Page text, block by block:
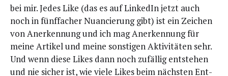
bei mir. Jedes Like (das es auf Lin­ke­dIn jetzt auch
noch in fünf­fa­cher Nuan­cie­rung gibt) ist ein Zei­chen
von Aner­ken­nung und ich mag Aner­ken­nung für
mei­ne Arti­kel und mei­ne sons­ti­gen Akti­vi­tä­ten sehr.
Und wenn die­se Likes dann noch zufäl­lig ent­ste­hen
und nie sicher ist, wie vie­le Likes beim nächs­ten Ent­